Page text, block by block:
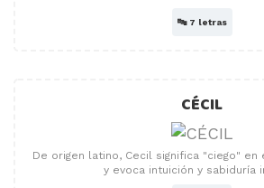
🔤 7 letras
CÉCIL
De origen latino, Cecil significa "ciego"
y evoca intuición y sabiduría